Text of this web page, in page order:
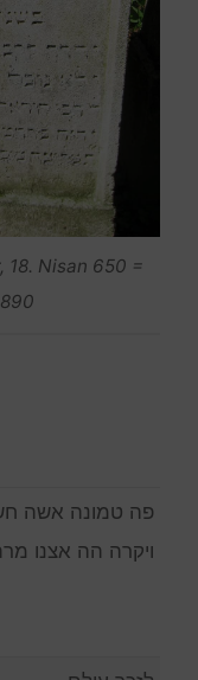
18. Nisan 650 =
פה טמונה אשה
ויקרה הה אצנו